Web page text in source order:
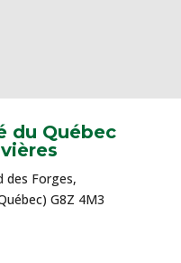
du Québec
des Forges,
G8Z 4M3